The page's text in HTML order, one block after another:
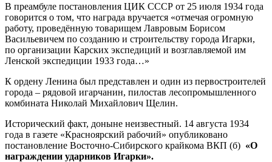
В преамбуле постановления ЦИК СССР от 25 июля 1934 года
говорится о том, что награда вручается «отмечая огромную
работу, проведённую товарищем Лавровым Борисом
Васильевичем по созданию и строительству города Игарки,
по организации Карских экспедиций и возглавляемой им
Ленской экспедиции 1933 года…»
К ордену Ленина был представлен и один из первостроителей
города – рядовой игарчанин, пилостав лесопромышленного
комбината Николай Михайлович Щелин.
Исторический факт, доныне неизвестный. 14 августа 1934
года в газете «Красноярский рабочий» опубликовано
постановление Восточно-Сибирского крайкома ВКП (б) «О
награждении ударников Игарки».